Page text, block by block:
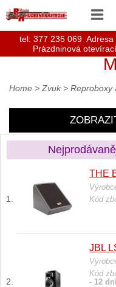
Home > Zvuk> Reproboxy
THE
Kód
JBL
Kód
- 12 dní
tel: 377 235 069
Prázdninová